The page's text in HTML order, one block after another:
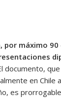
por máximo
documento,
en Chile
es